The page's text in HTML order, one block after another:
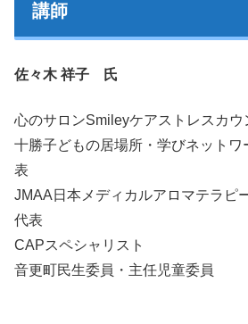
講師
佐々木 祥子 氏
心のサロンSmileyケアストレスカウ
十勝子どもの居場所・学びネットワ
表
JMAA日本メディカルアロマテラピ
代表
CAPスペシャリスト
音更町民生委員・主任児童委員